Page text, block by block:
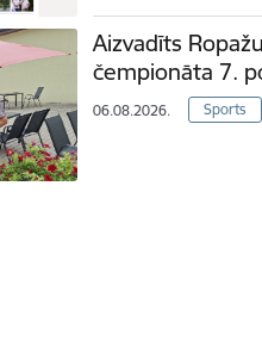
Aizvadīts
čempionāta 7.
06.08.2026. Sports